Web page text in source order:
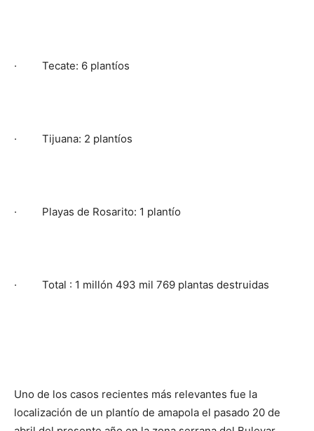
· Tecate: 6 plantíos
· Tijuana: 2 plantíos
· Playas de Rosarito: 1 plantío
· Total : 1 millón 493 mil 769 plantas destruidas
Uno de los casos recientes más relevantes fue la
localización de un plantío de amapola el pasado 20 de